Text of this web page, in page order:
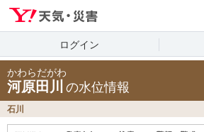
ログイン
かわらだがわ
河原田川 の水位情報
石川